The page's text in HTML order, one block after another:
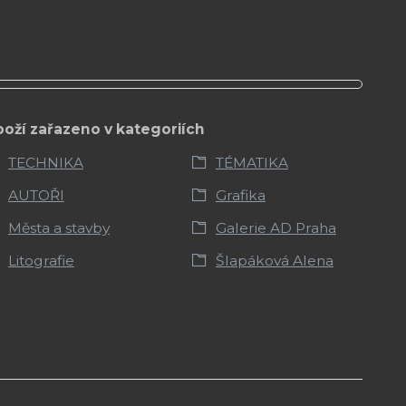
zařazeno v kategoriích
TECHNIKA
TÉMATIKA
AUTOŘI
Grafika
Města a stavby
Galerie AD Praha
Litografie
Šlapáková Alena